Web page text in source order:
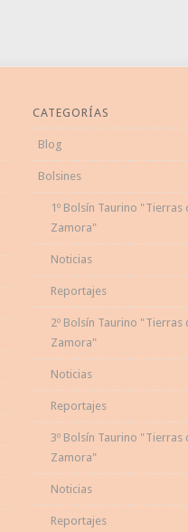
CATEGORÍAS
Blog
Bolsines
1º Bolsín Taurino "Tierras
Zamora"
Noticias
Reportajes
2º Bolsín Taurino "Tierras
Zamora"
Noticias
Reportajes
3º Bolsín Taurino "Tierras
Zamora"
Noticias
Reportajes